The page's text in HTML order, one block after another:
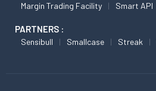
Margin Trading Facility
Smart API
PARTNERS :
Sensibull Smallcase Streak